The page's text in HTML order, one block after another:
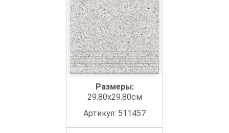
Размеры:
29.80x29.80см
Артикул: 511457